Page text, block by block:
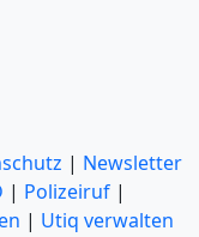
| Newsletter
| Polizeiruf |
| Utiq verwalten